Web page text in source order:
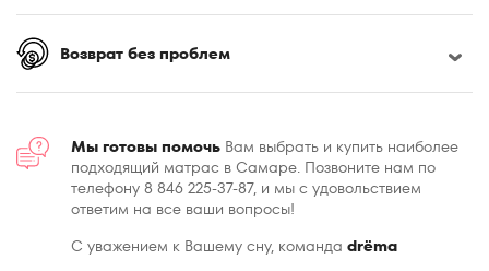
200x220
Возврат без проблем
Мы готовы помочь Вам выбрать и купить наиболее
подходящий матрас в Самаре. Позвоните нам по
телефону 8 846 225-37-87, и мы с удовольствием
ответим на все ваши вопросы!
С уважением к Вашему сну, команда drёma